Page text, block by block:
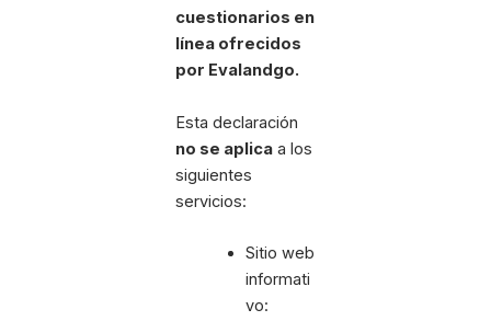
cuestionarios en
línea ofrecidos
por Evalandgo.
Esta declaración
no se aplica a los
siguientes
servicios:
Sitio web
informati
vo: